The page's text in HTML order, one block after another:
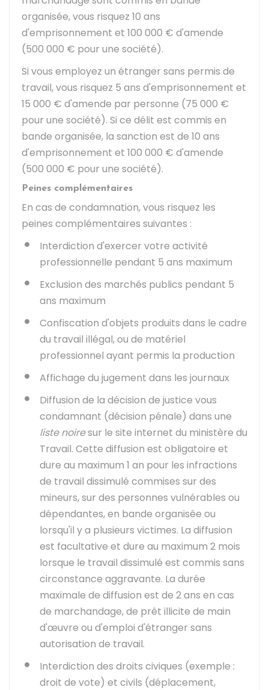
organisée, vous risquez 10 ans
d'emprisonnement et 100 000 € d'amende
(500 000 € pour une société).
Si vous employez un étranger sans permis de
travail, vous risquez 5 ans d'emprisonnement et
15 000 € d'amende par personne (75 000 €
pour une société). Si ce délit est commis en
bande organisée, la sanction est de 10 ans
d'emprisonnement et 100 000 € d'amende
(500 000 € pour une société).
Peines complémentaires
En cas de condamnation, vous risquez les
peines complémentaires suivantes :
Interdiction d'exercer votre activité
professionnelle pendant 5 ans maximum
Exclusion des marchés publics pendant 5
ans maximum
Confiscation d'objets produits dans le cadre
du travail illégal, ou de matériel
professionnel ayant permis la production
Affichage du jugement dans les journaux
Diffusion de la décision de justice vous
condamnant (décision pénale) dans une
liste noiresur le site internet du ministère du
Travail. Cette diffusion est obligatoire et
dure au maximum 1 an pour les infractions
de travail dissimulé commises sur des
mineurs, sur des personnes vulnérables ou
dépendantes, en bande organisée ou
lorsqu'il y a plusieurs victimes. La diffusion
est facultative et dure au maximum 2 mois
lorsque le travail dissimulé est commis sans
circonstance aggravante. La durée
maximale de diffusion est de 2 ans en cas
de marchandage, de prêt illicite de main
d'œuvre ou d'emploi d'étranger sans
autorisation de travail.
Interdiction des droits civiques (exemple :
droit de vote) et civils (déplacement,